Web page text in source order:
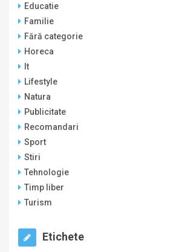
Educatie
Familie
Fără categorie
Horeca
It
Lifestyle
Natura
Publicitate
Recomandari
Sport
Stiri
Tehnologie
Timp liber
Turism
Etichete